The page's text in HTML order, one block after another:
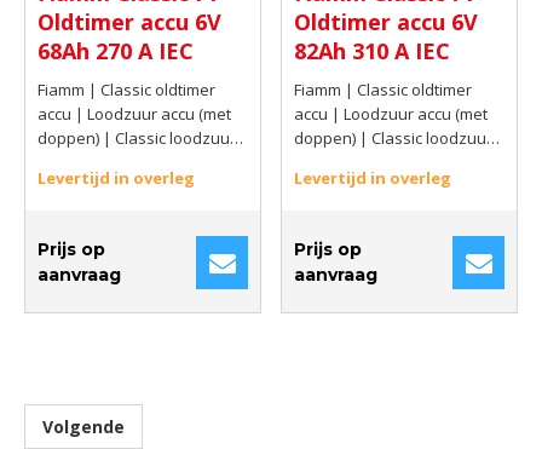
doppen)
Oldtimer accu 6V
68Ah 270 A IEC
Fiamm | Classic oldtimer
accu | Loodzuur accu (met
doppen) | Classic loodzuur
68Ah | 270 A IEC
Levertijd in overleg
Prijs op
aanvraag
doppen)
Oldtimer accu 6V
82Ah 310 A IEC
Fiamm | Classic oldtimer
accu | Loodzuur accu (met
doppen) | Classic loodzuur
82Ah | 310 A IEC
Levertijd in overleg
Prijs op
aanvraag
Volgende